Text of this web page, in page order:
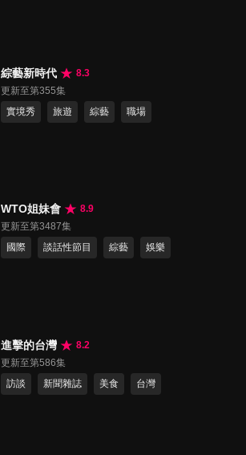
綜藝新時代
8.3
更新至第355集
實境秀
旅遊 綜藝 職場
WTO姐妹會
8.9
更新至第3487集
國際
談話性節目 綜藝 娛樂
進擊的台灣
8.2
更新至第586集
訪談
新聞雜誌 美食 台灣